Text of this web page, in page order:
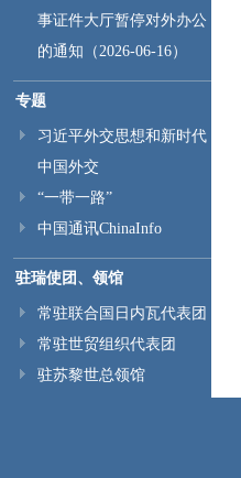
事证件大厅暂停对外办公
的通知（2026-06-16）
专题
习近平外交思想和新时代
中国外交
“一带一路”
中国通讯ChinaInfo
驻瑞使团、领馆
常驻联合国日内瓦代表团
常驻世贸组织代表团
驻苏黎世总领馆